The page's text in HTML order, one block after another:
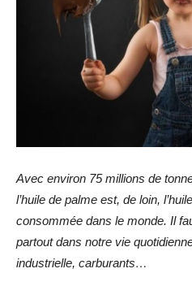
Avec environ 75 millions de
l’huile de palme est, de loin,
consommée dans le monde. Il
partout dans notre vie
industrielle, carburants…